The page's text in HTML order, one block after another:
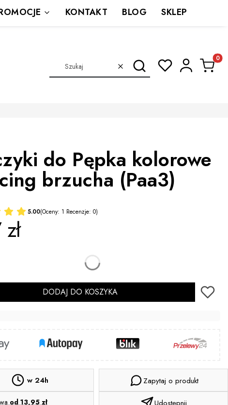
WyczyśćSzukaj
KONTAKT BLOG SKLEP
do Pępka kolorowe
brzucha (Paa3)
5.00(Oceny: 1 Recenzje: 0)
DODAJ DO KOSZYKA
w 24h
od 13,95 zł
Zapytaj o produkt
Udostępnij